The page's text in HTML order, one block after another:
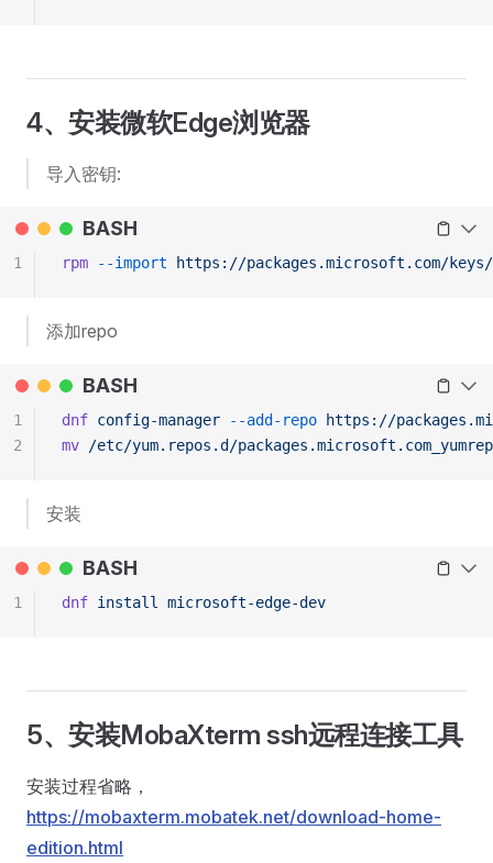
4、安装微软Edge浏览器
导入密钥:
BASH
rpm --import https://packages.microsoft.com/
1
添加repo
BASH
dnf config-manager --add-repo https://
mv /etc/yum.repos.d/
1
2
安装
BASH
dnf install microsoft-edge-dev
1
5、安装MobaXterm ssh远程连接工具
安装过程省略，
https://mobaxterm.mobatek.net/download-home-
edition.html